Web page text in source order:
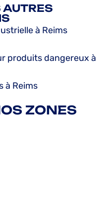
AUTRES
à Reims
produits dangereux à
à Reims
ZONES